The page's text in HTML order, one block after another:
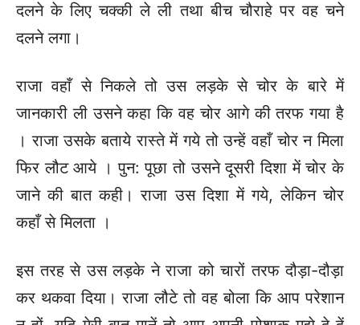
दलने के लिए चक्की ले ली तथा बीच चौराहे पर वह चने
दलने लगा।
राजा वहाँ से निकले तो उस लड़के से चोर के बारे में
जानकारी ली उसने कहा कि वह चोर आगे की तरफ गया है
। राजा उसके बताये रास्ते में गये तो उन्हें वहाँ चोर न मिला
फिर लौट आये । पुन: पूछा तो उसने दूसरी दिशा में चोर के
जाने की बात कही। राजा उस दिशा में गये, लेकिन चोर
कहाँ से मिलता ।
इस तरह से उस लड़के ने राजा को चारों तरफ दौड़ा-दौड़ा
कर थकवा दिया। राजा लौटे तो वह बोला कि आप परेशान